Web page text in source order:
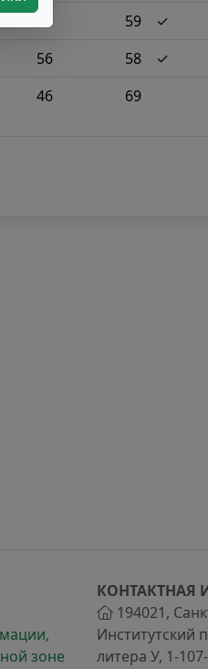
91 59 ✓
56 58 ✓
46 69
зоне
КОНТАКТНАЯ
194021,
Институтский
литера У, 1-